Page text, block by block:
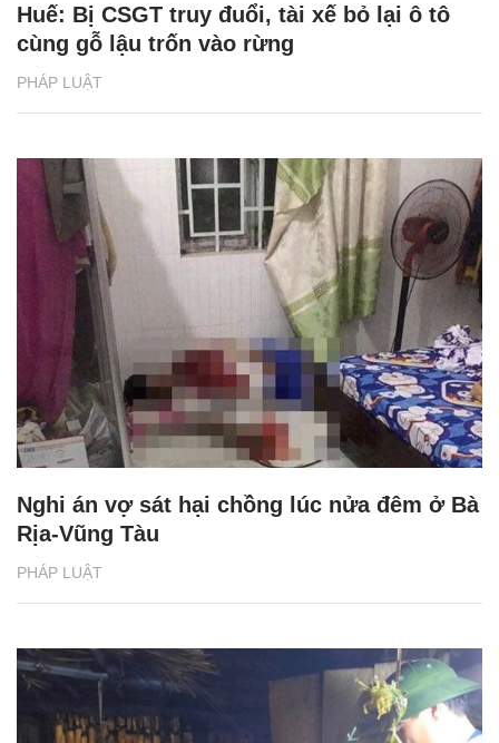
PHÁP LUẬT
Huế: Bị CSGT truy đuổi, tài xế bỏ lại ô tô
cùng gỗ lậu trốn vào rừng
PHÁP LUẬT
Nghi án vợ sát hại chồng lúc nửa đêm ở Bà
Rịa-Vũng Tàu